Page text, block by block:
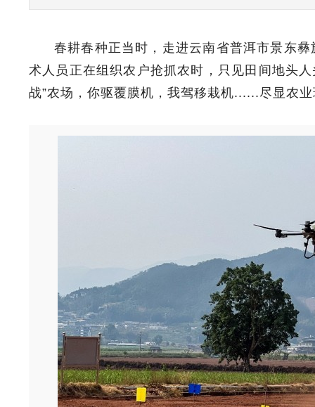
春耕春种正当时，走进云南省普洱市景东
术人员正在组织农户抢抓农时，只见田间地头
战”农场，你驱覆膜机，我驾移栽机......尽显农